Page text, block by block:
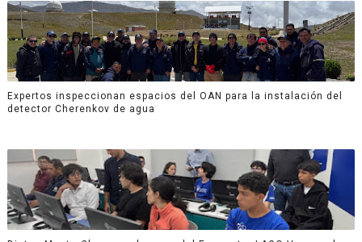
Expertos inspeccionan espacios del OAN para la instalación del
detector Cherenkov de agua